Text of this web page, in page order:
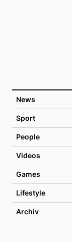
News
Sport
People
Videos
Games
Lifestyle
Archiv